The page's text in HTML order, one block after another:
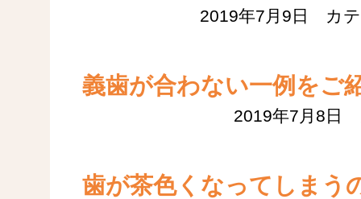
2019年7月9日 カ
義歯が合わない一例をご
2019年7月8日
歯が茶色くなってしまう